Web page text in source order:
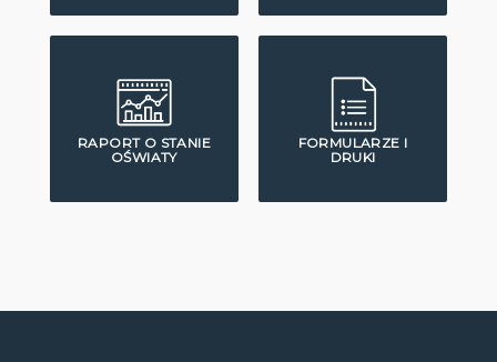
RAPORT O STANIE
OŚWIATY
FORMULARZE I
DRUKI